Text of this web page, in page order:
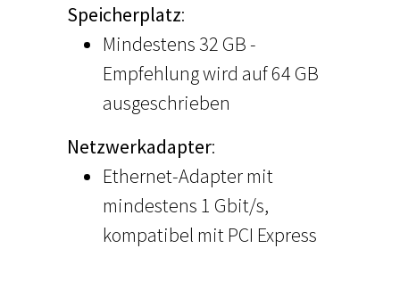
Speicherplatz:
Mindestens 32 GB -
Empfehlung wird auf 64 GB
ausgeschrieben
Netzwerkadapter:
Ethernet-Adapter mit
mindestens 1 Gbit/s,
kompatibel mit PCI Express